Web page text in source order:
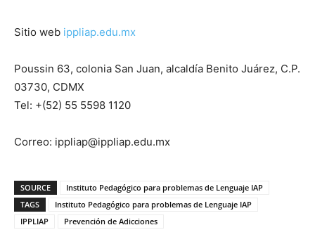
Sitio web ippliap.edu.mx
Poussin 63, colonia San Juan, alcaldía Benito Juárez, C.P.
03730, CDMX
Tel: +(52) 55 5598 1120
Correo: ippliap@ippliap.edu.mx
SOURCE
Instituto Pedagógico para problemas de Lenguaje IAP
TAGS
Instituto Pedagógico para problemas de Lenguaje IAP
IPPLIAP
Prevención de Adicciones